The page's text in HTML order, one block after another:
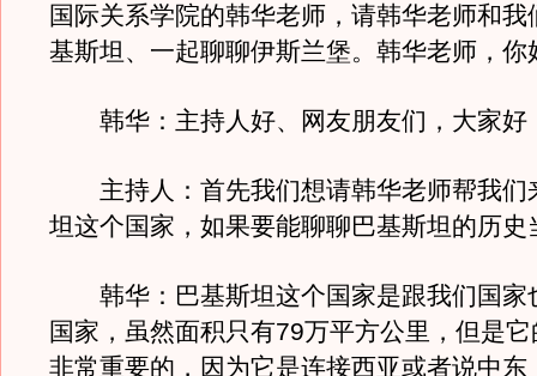
国际关系学院的韩华老师，请韩华老师和我
基斯坦、一起聊聊伊斯兰堡。韩华老师，你
韩华：主持人好、网友朋友们，大家好
主持人：首先我们想请韩华老师帮我们
坦这个国家，如果要能聊聊巴基斯坦的历史
韩华：巴基斯坦这个国家是跟我们国家
国家，虽然面积只有79万平方公里，但是
非常重要的，因为它是连接西亚或者说中东